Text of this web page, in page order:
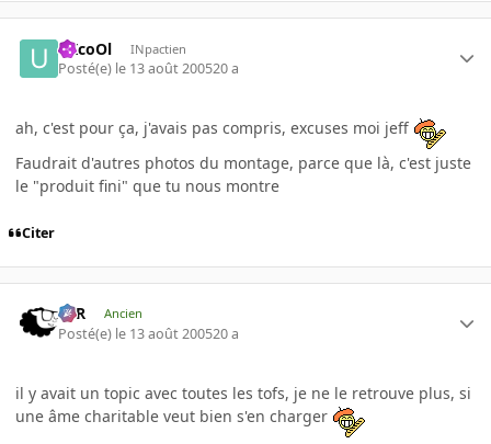
uXcoOl INpactien
Posté(e) le 13 août 200520 a
ah, c'est pour ça, j'avais pas compris, excuses moi jeff
Faudrait d'autres photos du montage, parce que là, c'est juste
le "produit fini" que tu nous montre
Citer
KzR Ancien
Posté(e) le 13 août 200520 a
il y avait un topic avec toutes les tofs, je ne le retrouve plus, si
une âme charitable veut bien s'en charger